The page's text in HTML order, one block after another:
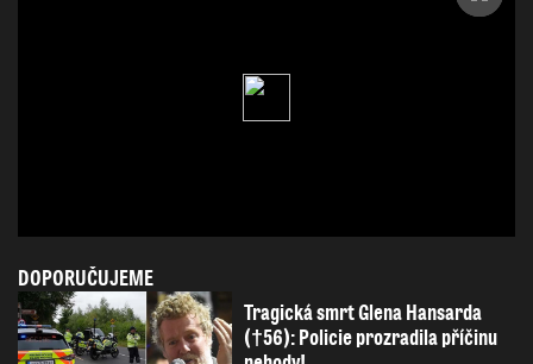
DOPORUČUJEME
Tragická smrt Glena Hansarda
(†56): Policie prozradila příčinu